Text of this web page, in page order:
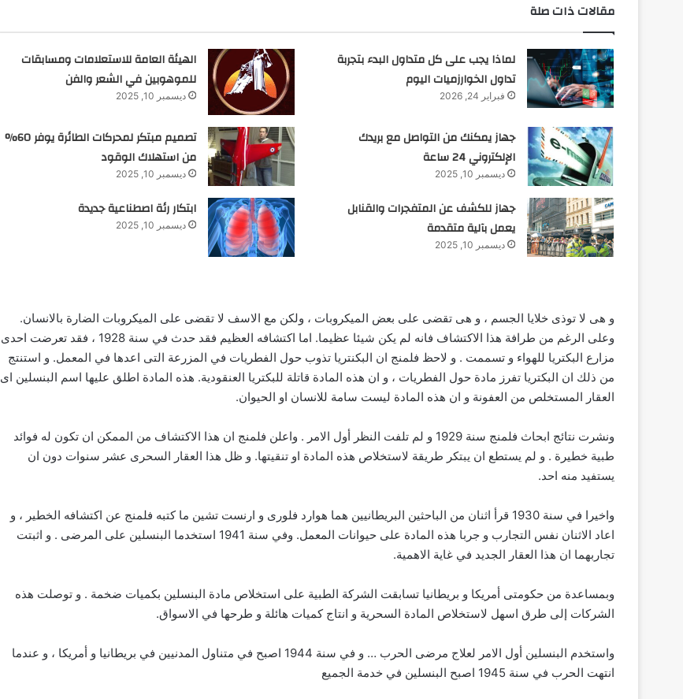
مقالات ذات صلة
لماذا يجب على كل متداول البدء بتجربة
تداول الخوارزميات اليوم
فبراير 24, 2026
الهيئة العامة للاستعلامات ومسابقات
للموهوبين في الشعر والفن
ديسمبر 10, 2025
جهاز يمكنك من التواصل مع بريدك
الإلكتروني 24 ساعة
ديسمبر 10, 2025
تصميم مبتكر لمحركات الطائرة يوفر 60%
من استهلاك الوقود
ديسمبر 10, 2025
جهاز للكشف عن المتفجرات والقنابل
يعمل بآلية متقدمة
ديسمبر 10, 2025
ابتكار رئة اصطناعية جديدة
ديسمبر 10, 2025
و هى لا توذى خلايا الجسم ، و هى تقضى على بعض الميكروبات ، ولكن مع الاسف لا تقضى على الميكروبات الضارة بالانسان.
وعلى الرغم من طرافة هذا الاكتشاف فانه لم يكن شيئا عظيما. اما اكتشافه العظيم فقد حدث في سنة 1928 ، فقد تعرضت احدى
مزارع البكتريا للهواء و تسممت . و لاحظ فلمنج ان البكنتريا تذوب حول الفطريات في المزرعة التى اعدها في المعمل. و استنتج
من ذلك ان البكتريا تفرز مادة حول الفطريات ، و ان هذه المادة قاتلة للبكتريا العنقودية. هذه المادة اطلق عليها اسم البنسلين اى
العقار المستخلص من العفونة و ان هذه المادة ليست سامة للانسان او الحيوان.
ونشرت نتائج ابحاث فلمنج سنة 1929 و لم تلفت النظر أول الامر . واعلن فلمنج ان هذا الاكتشاف من الممكن ان تكون له فوائد
طبية خطيرة . و لم يستطع ان يبتكر طريقة لاستخلاص هذه المادة او تنقيتها. و ظل هذا العقار السحرى عشر سنوات دون ان
يستفيد منه احد.
واخيرا في سنة 1930 قرأ اثنان من الباحثين البريطانيين هما هوارد فلورى و ارنست تشين ما كتبه فلمنج عن اكتشافه الخطير ، و
اعاد الاثنان نفس التجارب و جربا هذه المادة على حيوانات المعمل. وفي سنة 1941 استخدما البنسلين على المرضى . و اثبتت
تجاربهما ان هذا العقار الجديد في غاية الاهمية.
وبمساعدة من حكومتى أمريكا و بريطانيا تسابقت الشركة الطبية على استخلاص مادة البنسلين بكميات ضخمة . و توصلت هذه
الشركات إلى طرق اسهل لاستخلاص المادة السحرية و انتاج كميات هائلة و طرحها في الاسواق.
واستخدم البنسلين أول الامر لعلاج مرضى الحرب … و في سنة 1944 اصبح في متناول المدنيين في بريطانيا و أمريكا ، و عندما
انتهت الحرب في سنة 1945 اصبح البنسلين في خدمة الجميع